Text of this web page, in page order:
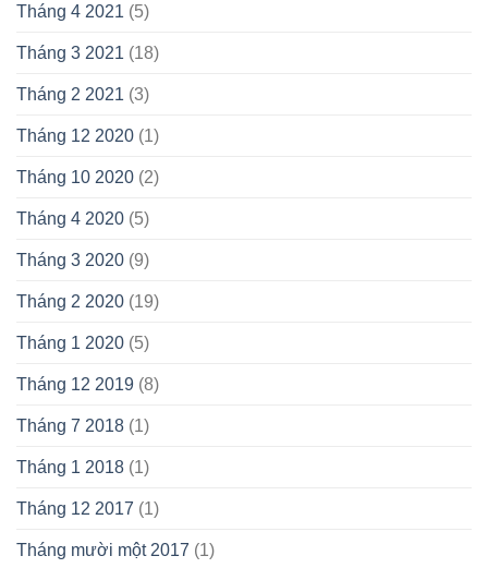
Tháng 4 2021 (5)
Tháng 3 2021 (18)
Tháng 2 2021 (3)
Tháng 12 2020 (1)
Tháng 10 2020 (2)
Tháng 4 2020 (5)
Tháng 3 2020 (9)
Tháng 2 2020 (19)
Tháng 1 2020 (5)
Tháng 12 2019 (8)
Tháng 7 2018 (1)
Tháng 1 2018 (1)
Tháng 12 2017 (1)
Tháng mười một 2017 (1)